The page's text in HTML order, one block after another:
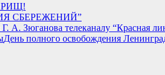
СБЕРЕЖЕНИЙ”
А. Зюганова телеканалу “Красная
День полного освобождения